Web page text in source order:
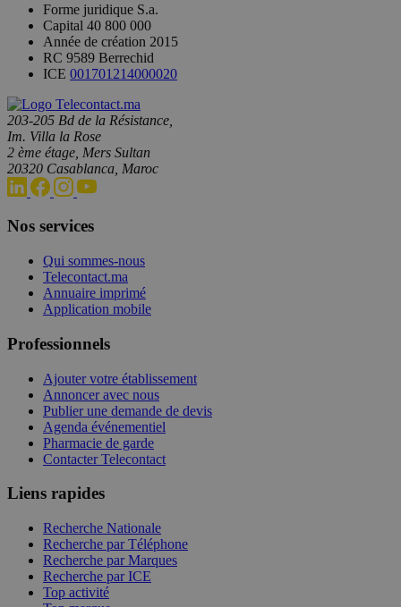
Forme juridique S.a.
Capital 40 800 000
Année de création 2015
RC 9589 Berrechid
ICE 001701214000020
203-205 Bd de la Résistance,
Im. Villa la Rose
2 ème étage, Mers Sultan
20320 Casablanca, Maroc
Nos services
Qui sommes-nous
Telecontact.ma
Annuaire imprimé
Application mobile
Professionnels
Ajouter votre établissement
Annoncer avec nous
Publier une demande de devis
Agenda événementiel
Pharmacie de garde
Contacter Telecontact
Liens rapides
Recherche Nationale
Recherche par Téléphone
Recherche par Marques
Recherche par ICE
Top activité